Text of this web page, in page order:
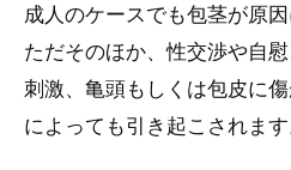
成人のケースでも包茎が原
ただそのほか、性交渉や自
刺激、亀頭もしくは包皮に
によっても引き起こされます